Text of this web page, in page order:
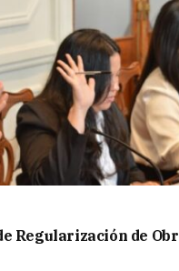
Regularización de